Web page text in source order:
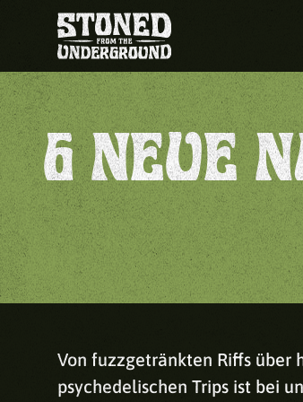
6 NEUE
Von fuzzgetränkten Riffs über
psychedelischen Trips ist bei